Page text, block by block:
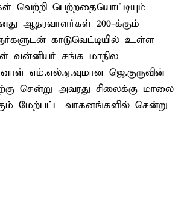
வெற்றி பெற்றதையொட்டியும்
ஆதரவாளர்கள் 200-க்கும்
காடுவெட்டியில் உள்ள
வன்னியர் சங்க மாநில
எம்.எல்.ஏ.வுமான ஜெ.குருவின்
சென்று அவரது சிலைக்கு மாலை
மேற்பட்ட வாகனங்களில் சென்று